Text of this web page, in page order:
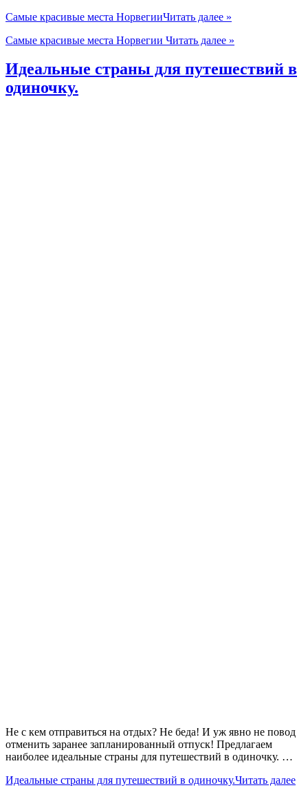
Самые красивые места НорвегииЧитать далее »
Самые красивые места Норвегии Читать далее »
Идеальные страны для путешествий в
одиночку.
Не с кем отправиться на отдых? Не беда! И уж явно не повод
отменить заранее запланированный отпуск! Предлагаем
наиболее идеальные страны для путешествий в одиночку. …
Идеальные страны для путешествий в одиночку.Читать далее